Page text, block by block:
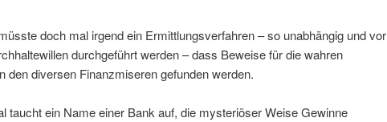
doch mal irgend ein Ermittlungsverfahren – so unabhängig und vor
durchgeführt werden – dass Beweise für die wahren
den diversen Finanzmiseren gefunden werden.
taucht ein Name einer Bank auf, die mysteriöser Weise Gewinne